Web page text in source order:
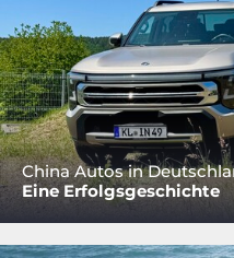
China Autos in
Eine Erfolgsgeschichte